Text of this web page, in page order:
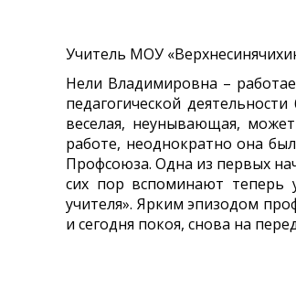
Учитель МОУ
Нели Владимировна –
педагогической
веселая, неунывающая,
работе, неоднократно она
Профсоюза. Одна из первых
сих пор вспоминают теперь
учителя». Ярким эпизодом
и сегодня покоя, снова на